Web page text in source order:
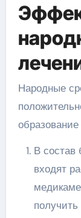
Народные
В состав
входят